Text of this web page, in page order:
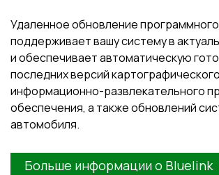
Удаленное обновление
поддерживает вашу систему в
и обеспечивает автоматическую
последних версий
информационно-развлекательного
обеспечения, а также обновлений
автомобиля.
Больше информации о Bluelink